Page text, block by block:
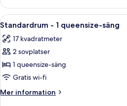
Queen
Suite
Öppna
alla
foton
för
Standardrum
-
1
queensize-
Ett
5
Standardrum - 1 queensize-säng
17 kvadratmeter
2 sovplatser
1 queensize-säng
Gratis wi-fi
Mer information
Mer